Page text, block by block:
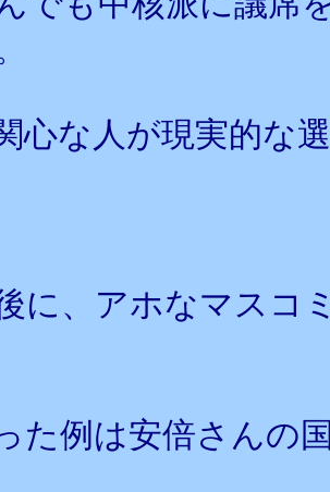
心な人が現実的な
に、アホなマスコ
た例は安倍さんの